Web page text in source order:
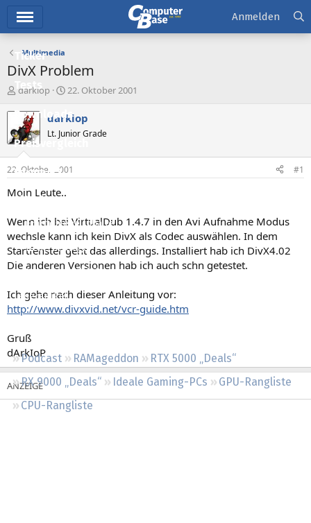
Ticker
Tests
Downloads
Preisvergleich
Forum
Aktuelles
Empfohlene Inhalte
Neue Beiträge
Neueste Aktivitäten
Leserartikel
Podcast RAMageddon
RTX 5000 „Deals“
RX 9000 „Deals“
Ideale Gaming-PCs
GPU-Rangliste
CPU-Rangliste
Anmelden
Multimedia
DivX Problem
E
s
t
e
e
r
darkiop
E
s
e
l
t
22. Oktober 2001
darkiop
Lt. Junior Grade
22. Oktober 2001 #1
Moin Leute..
Wenn ich bei VirtualDub 1.4.7 in den Avi Aufnahme Modus
wechsle kann ich kein DivX als Codec auswählen. In dem
Startfenster geht das allerdings. Installiert hab ich DivX4.02
Die anderen Versionen hab ich auch schn getestet.
Ich gehe nach dieser Anleitung vor:
http://www.divxvid.net/vcr-guide.htm
Gruß
dArkIoP